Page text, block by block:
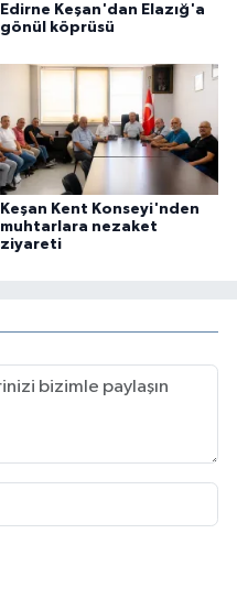
Edirne Keşan'dan Elazığ'a
gönül köprüsü
Keşan Kent Konseyi'nden
muhtarlara nezaket
ziyareti